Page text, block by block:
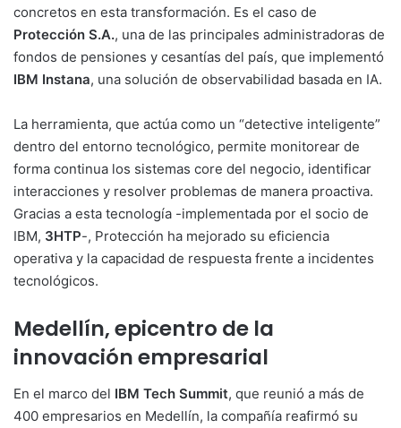
concretos en esta transformación. Es el caso de
Protección S.A., una de las principales administradoras de
fondos de pensiones y cesantías del país, que implementó
IBM Instana, una solución de observabilidad basada en IA.
La herramienta, que actúa como un “detective inteligente”
dentro del entorno tecnológico, permite monitorear de
forma continua los sistemas core del negocio, identificar
interacciones y resolver problemas de manera proactiva.
Gracias a esta tecnología -implementada por el socio de
IBM, 3HTP-, Protección ha mejorado su eficiencia
operativa y la capacidad de respuesta frente a incidentes
tecnológicos.
Medellín, epicentro de la
innovación empresarial
En el marco del IBM Tech Summit, que reunió a más de
400 empresarios en Medellín, la compañía reafirmó su